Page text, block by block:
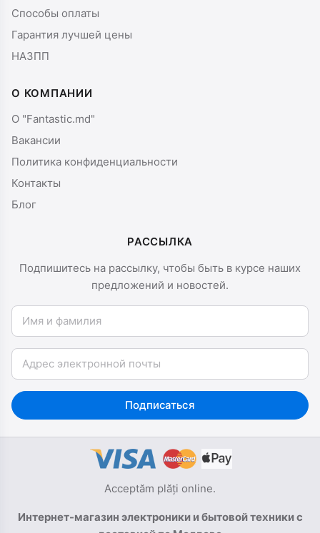
Способы оплаты
Гарантия лучшей цены
НАЗПП
О КОМПАНИИ
О "Fantastic.md"
Вакансии
Политика конфиденциальности
Контакты
Блог
РАССЫЛКА
Подпишитесь на рассылку, чтобы быть в курсе наших
предложений и новостей.
Имя и фамилия
Email
Подписаться
Acceptăm plăți online.
Интернет-магазин электроники и бытовой техники с